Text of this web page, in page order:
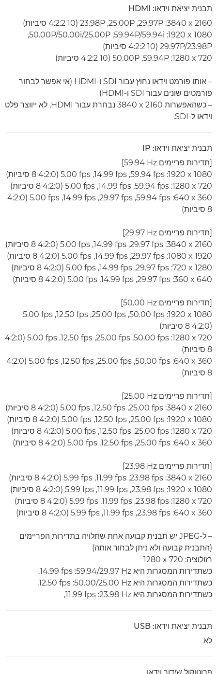
תבנית יציאת וידאו: HDMI
‎3840 x 2160‎‏: 29.97P‏, 25.00P‏, 23.98P (4:2:2 10 סיביות)
‎1920 x 1080‎:‏ 59.94P/59.94i‏, 50.00P/50.00i/25.00P‏,
29.97P/23.98P (4:2:2 10 סיביות)
‎1280 x 720‎‏: 59.94P‏, 50.00P (4:2:2 10 סיביות)
– אותו פורמט וידאו נחוץ עבור SDI ו-HDMI (אי אפשר לבחור
פורמטים שונים עבור SDI ו-HDMI)
– כשהאפשרות ‎3840 x 2160 נבחרת עבור HDMI, לא ייווצר פלט
וידאו ל-SDI.
תבנית יציאת וידאו: IP
[תדירות פריימים ‎59.94 Hz]
‎1920 x 1080‎‏: ‏‎59.94 fps‏, ‎14.99 fps‏, ‎5.00 fps‏ (4:2:0 8 סיביות)
‎1280 x 720‎‏: ‏‎59.94 fps‏, ‎14.99 fps‏, ‎5.00 fps‏ (4:2:0 8 סיביות)
‎640 x 360‎‏: ‏‎59.94 fps‏, 29‎.97 fps‏, ‎14.99 fps‏, ‎5.00 fps‏ (4:2:0
8 סיביות)
[תדירות פריימים ‎29.97 Hz]
‎3840 x 2160‎‏: ‏‎29.97 fps‏, ‎14.99 fps‏, ‎5.00 fps‏ (4:2:0 8 סיביות)
1920 x‏ 1080‏: ‎29.97 fps‏, ‎14.99 fps‏, ‎5.00 fps‏ (4:2:0 8 סיביות)
1280 x‏ 720‏: ‎29.97 fps‏, ‎14.99 fps‏, ‎5.00 fps‏ (4:2:0 8 סיביות)
640 x‏ 360‏: ‎29.97 fps‏, ‎14.99 fps‏, ‎5.00 fps‏ (4:2:0 8 סיביות)
[תדירות פריימים ‎50.00 Hz]
(4:2:0 8 סיביות)
‎1280 x 720‎‏: ‏‎50.00 fps‏, ‎25.00 fps‏, ‎12.50 fps‏, ‎5.00 fps‏ (4:2:0
8 סיביות)
‎640 x 360‎‏: ‏‎50.00 fps‏, ‎25.00 fps‏, ‎12.50 fps‏, ‎5.00 fps‏ (4:2:0
8 סיביות)
[תדירות פריימים ‎25.00 Hz]
‎3840 x 2160‎‏: ‏‎25.00 fps‏, ‎12.50 fps‏, ‎5.00 fps‏ (4:2:0 8 סיביות)
‎1920 x 1080‎‏: ‏‎25.00 fps‏, ‎12.50 fps‏, ‎5.00 fps‏ (4:2:0 8 סיביות)
‎1280 x 720‎‏: ‏‎25.00 fps‏, ‎12.50 fps‏, ‎5.00 fps‏ (4:2:0 8 סיביות)
‎640 x 360‎‏: ‏‎25.00 fps‏, ‎12.50 fps‏, ‎5.00 fps‏ (4:2:0 8 סיביות)
[תדירות פריימים ‎23.98 Hz]
‎3840 x 2160‎‏: ‏‎23.98 fps‏, ‎11.99 fps‏, ‎5.99 fps‏ (4:2:0 8 סיביות)
‎1920 x 1080‎‏: ‏‎23.98 fps‏, ‎11.99 fps‏, ‎5.99 fps‏ (4:2:0 8 סיביות)
‎1280 x 720‎‏: ‏‎23.98 fps‏, ‎11.99 fps‏, ‎5.99 fps‏ (4:2:0 8 סיביות)
‎640 x 360‎‏: ‏‎23.98 fps‏, ‎11.99 fps‏, ‎5.99 fps‏ (4:2:0 8 סיביות)
– ל-JPEG יש תבנית קבועה אחת שתלויה בתדירות הפריימים
(התבנית קבועה ולא ניתן לבחור אותה)
רזולוציה: ‎1280 x 720
כשתדירות המסגרות היא ‎59.94/29.97 Hz‏: ‎14.99 fps,
כשתדירות המסגרות היא ‎50.00/25.00 Hz‏: ‎12.50 fps,
כשתדירות המסגרות היא ‎23.98 Hz‏: ‎11.99 fps,
תבנית יציאת וידאו: USB
לא